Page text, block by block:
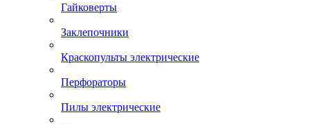
Гайковерты
Заклепочники
Краскопульты электрические
Перфораторы
Пилы электрические